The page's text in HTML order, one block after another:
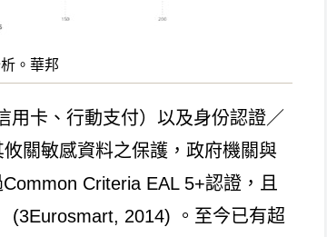
。華邦
用卡、行動支付）以及身份認證／
關敏感資料之保護，政府機關與
Criteria EAL 5+認證，且
(3Eurosmart, 2014) 。至今已有超